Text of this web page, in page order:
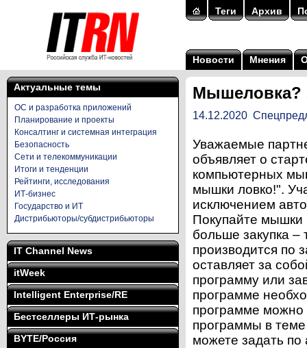
Теги Архив
Новости Мнения
Актуальные темы
ОС и разработка приложений
Планирование и проекты
Консалтинг и системная интеграция
Безопасность
Сети и телекоммуникации
Итоги и тенденции
Рейтинги, исследования
ИТ-бизнес
Государство и ИТ
Дистрибьюторы/субдистрибьюторы
IT Channel News
itWeek
Intelligent Enterprise/RE
Бестселлеры ИТ-рынка
BYTE/Россия
Мышеловка?
14.12.2020
Уважаемые
объявляет о
компьютерных
мышки ловко!".
исключением
Покупайте
больше закупка
производится по
оставляет за
программу или
программе
программе можно
программы в
можете задать